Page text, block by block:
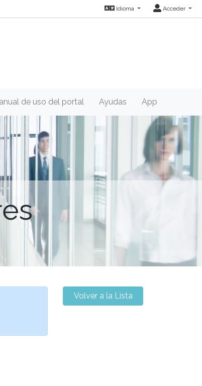
Idioma Acceder
de uso del portal Ayudas App
Volver a la Lista